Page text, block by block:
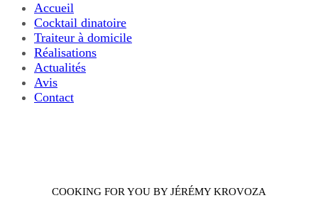
Accueil
Cocktail dinatoire
Traiteur à domicile
Réalisations
Actualités
Avis
Contact
COOKING FOR YOU BY JÉRÉMY KROVOZA